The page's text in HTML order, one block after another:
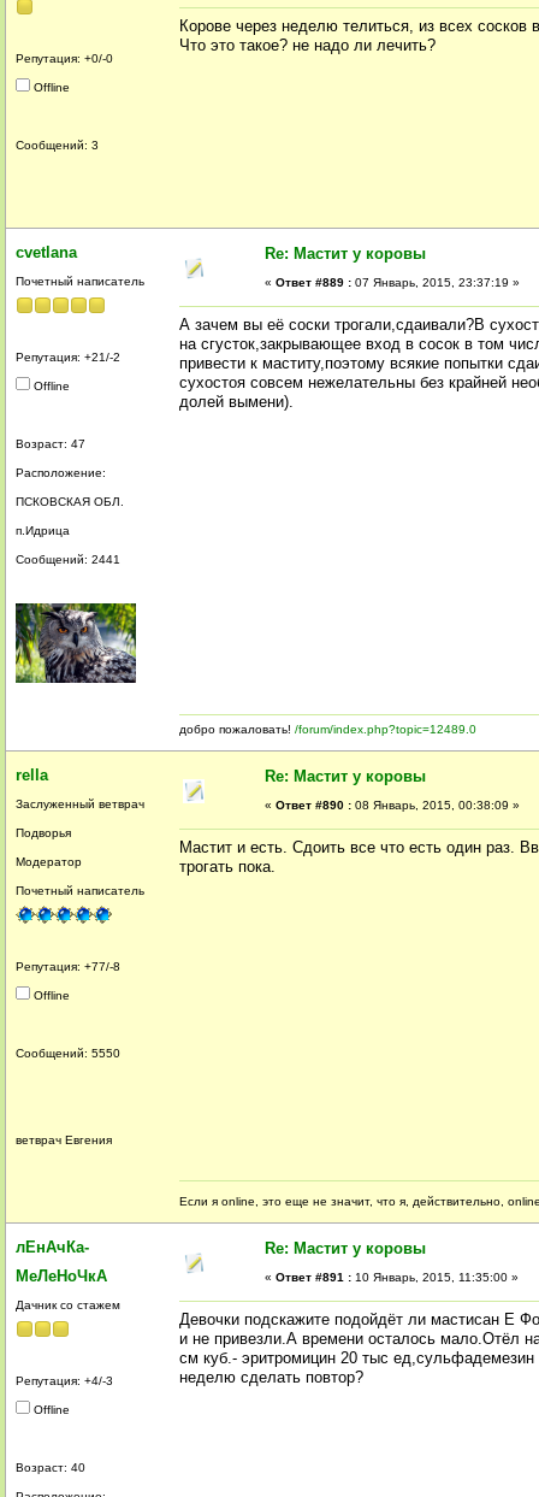
Репутация: +0/-0
Offline
Сообщений: 3
Корове через неделю телиться, из всех сосков
Что это такое? не надо ли лечить?
cvetlana
Почетный написатель
Репутация: +21/-2
Offline
Возраст: 47
Расположение:
ПСКОВСКАЯ ОБЛ.
п.Идрица
Сообщений: 2441
Re: Мастит у коровы
« Ответ #889 : 07 Январь, 2015, 23:37:19 »
А зачем вы её соски трогали,сдаивали?В
на сгусток,закрывающее вход в сосок в том
привести к маститу,поэтому всякие попытки
сухостоя совсем нежелательны без крайней
долей вымени).
добро пожаловать! /forum/index.php?topic=12489.0
rella
Заслуженный ветврач
Подворья
Модератор
Почетный написатель
Репутация: +77/-8
Offline
Сообщений: 5550
ветврач Евгения
Re: Мастит у коровы
« Ответ #890 : 08 Январь, 2015, 00:38:09 »
Мастит и есть. Сдоить все что есть один раз.
трогать пока.
Если я online, это еще не значит, что я, действительно,
лЕнАчКа-
МеЛеНоЧкА
Дачник со стажем
Репутация: +4/-3
Offline
Возраст: 40
Re: Мастит у коровы
« Ответ #891 : 10 Январь, 2015, 11:35:00 »
Девочки подскажите подойдёт ли мастисан Е
и не привезли.А времени осталось мало.Отёл
см куб.- эритромицин 20 тыс ед,сульфадемезин
неделю сделать повтор?